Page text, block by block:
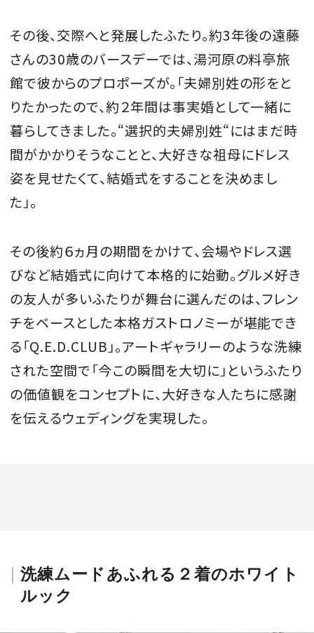
その後、交際へと発展したふたり。約3年後の遠藤
さんの30歳のバースデーでは、湯河原の料亭旅
館で彼からのプロポーズが。「夫婦別姓の形をと
りたかったので、約２年間は事実婚として一緒に
暮らしてきました。“選択的夫婦別姓“にはまだ時
間がかかりそうなことと、大好きな祖母にドレス
姿を見せたくて、結婚式をすることを決めまし
た」。
その後約６ヵ月の期間をかけて、会場やドレス選
びなど結婚式に向けて本格的に始動。グルメ好き
の友人が多いふたりが舞台に選んだのは、フレン
チをベースとした本格ガストロノミーが堪能でき
る「Q.E.D.CLUB」。アートギャラリーのような洗練
された空間で「今この瞬間を大切に」というふたり
の価値観をコンセプトに、大好きな人たちに感謝
を伝えるウェディングを実現した。
洗練ムードあふれる２着のホワイト
ルック